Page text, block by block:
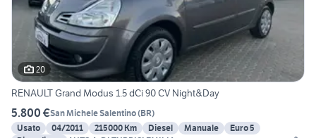
20
RENAULT Grand Modus 1.5 dCi 90 CV Night&Day
5.800 €San Michele Salentino(BR)
Usato
04/2011 215000 Km Diesel Manuale
Euro 5